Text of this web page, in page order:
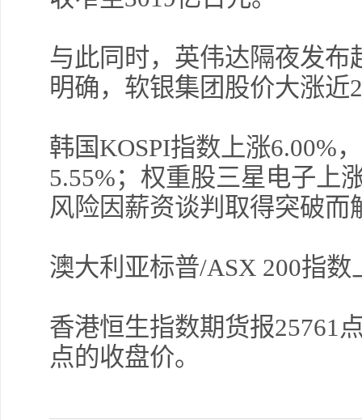
与此同时，英伟达隔夜发
明确，软银集团股价大涨近
韩国KOSPI指数上涨6.00%
5.55%；权重股三星电子
风险因薪资谈判取得突破而
澳大利亚标普/ASX 200指数
香港恒生指数期货报25761
点的收盘价。